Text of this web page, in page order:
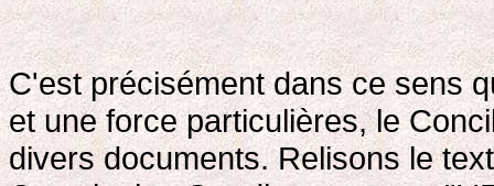
C'est précisément dans ce sens
et une force particulières, le
divers documents. Relisons le